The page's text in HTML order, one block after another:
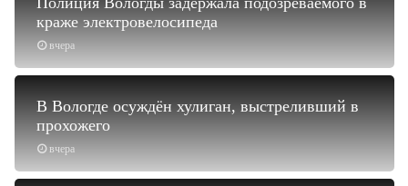
вчера
краже электровелосипеда
вчера
В Вологде осуждён хулиган, выстреливший в
прохожего